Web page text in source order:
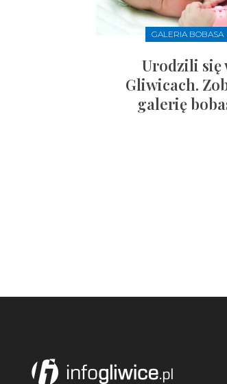
GALERIA BOBASA
Urodzili się
Gliwicach.
galerię